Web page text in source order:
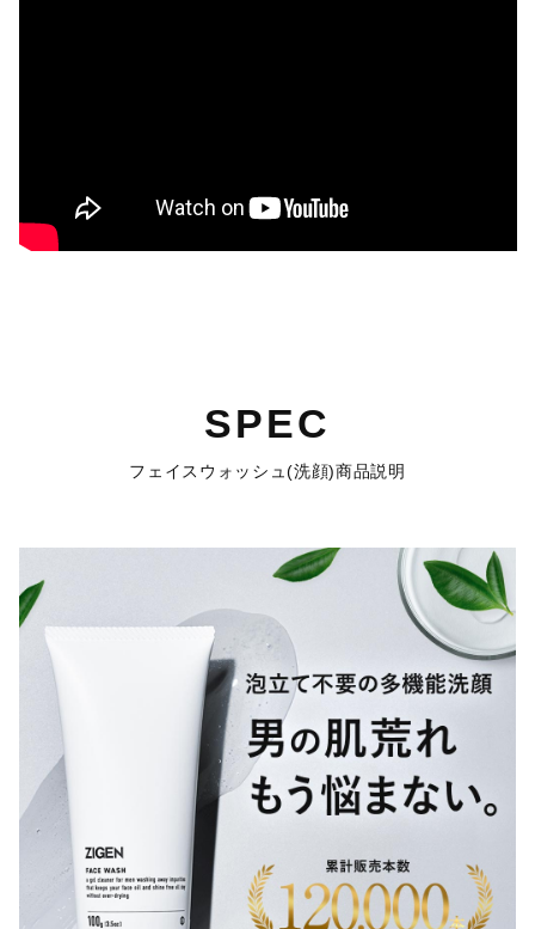
SPEC
フェイスウォッシュ(洗顔)商品説明